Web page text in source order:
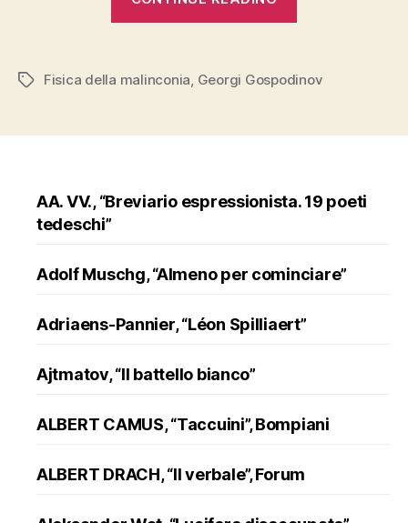
malinconia””
TagsFisica della malinconia, Georgi Gospodinov
AA. VV., “Breviario espressionista. 19 poeti
tedeschi”
Adolf Muschg, “Almeno per cominciare”
Adriaens-Pannier, “Léon Spilliaert”
Ajtmatov, “Il battello bianco”
ALBERT CAMUS, “Taccuini”, Bompiani
ALBERT DRACH, “Il verbale”, Forum